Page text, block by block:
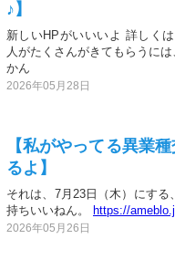
♪】
新しいHPがいいいよ 詳しく
人がたくさんがきてもらうに
かん
2026年05月28日
【私がやってる異業
るよ】
それは、7月23日（木）にす
持ちいいねん。
https://
2026年05月26日